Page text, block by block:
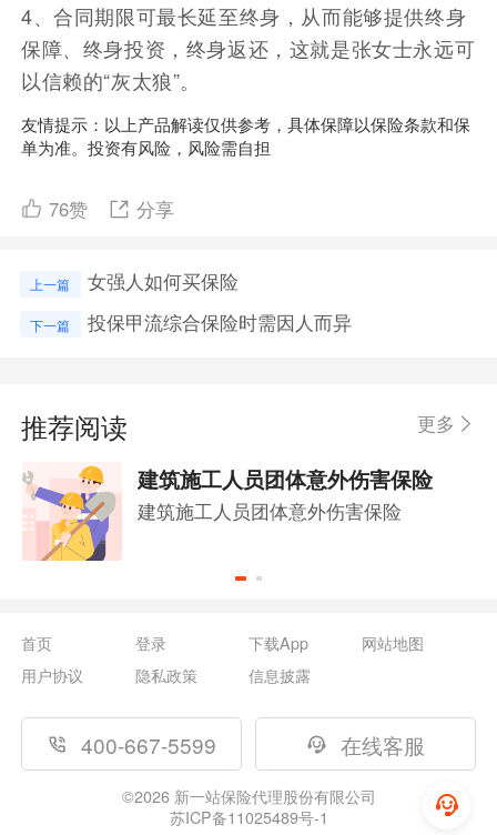
4、合同期限可最长延至终身，从而能够提供终身
保障、终身投资，终身返还，这就是张女士永远可
以信赖的“灰太狼”。
友情提示：以上产品解读仅供参考，具体保障以保险条款和保
单为准。投资有风险，风险需自担
76赞 分享
上一篇 女强人如何买保险
下一篇 投保甲流综合保险时需因人而异
推荐阅读 更多
建筑施工人员团体意外伤害保险
建筑施工人员团体意外伤害保险
首页 登录 下载App
网站地图
用户协议
隐私政策 信息披露
400-667-5599 在线客服
©2026新一站保险代理股份有限公司
苏ICP备11025489号-1